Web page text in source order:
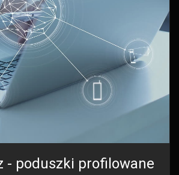
- poduszki profilowane